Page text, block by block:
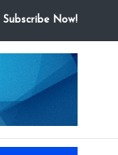
Subscribe Now!